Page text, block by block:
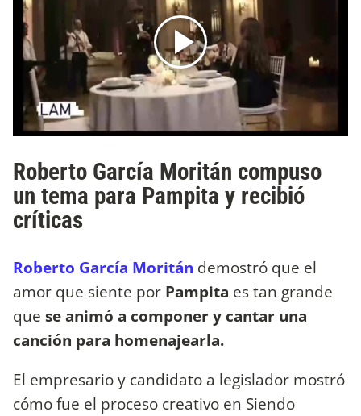
Roberto García Moritán compuso
un tema para Pampita y recibió
críticas
Roberto García Moritán demostró que el
amor que siente por Pampita es tan grande
que se animó a componer y cantar una
canción para homenajearla.
El empresario y candidato a legislador mostró
cómo fue el proceso creativo en Siendo